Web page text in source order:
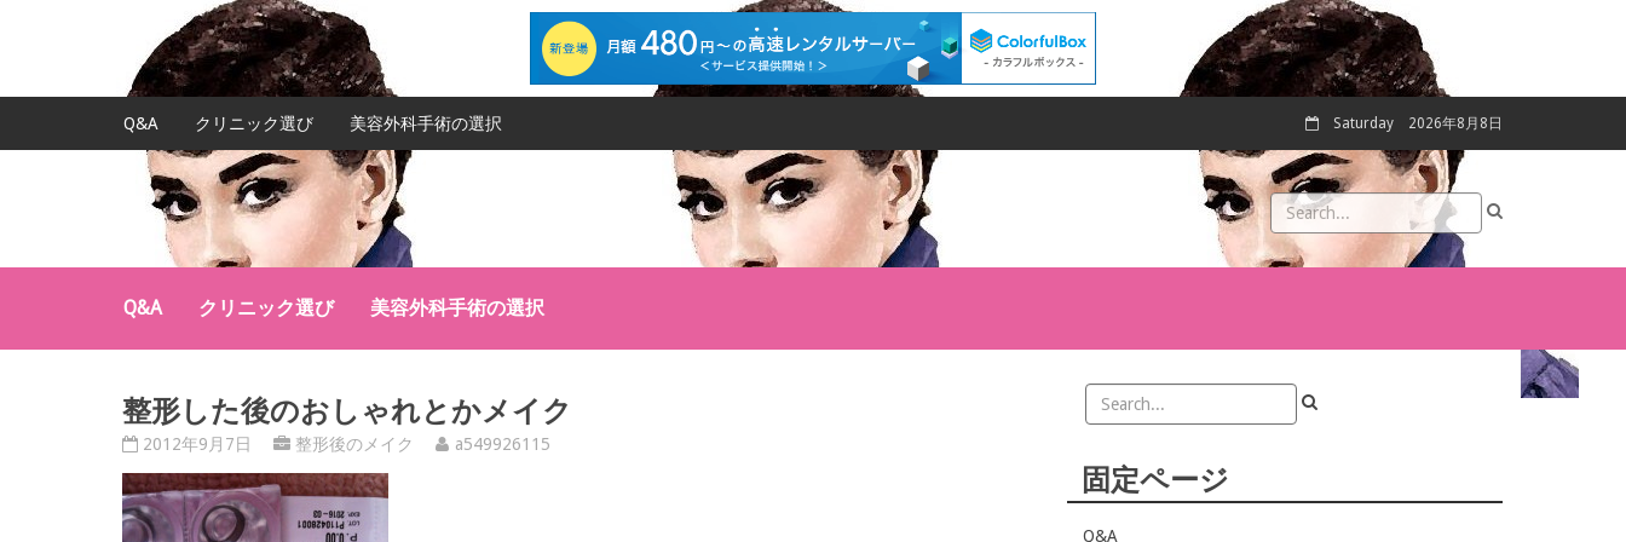
Q&A クリニック選び 美容外科手術の選択 Saturday 2026年8月8日
Q&A クリニック選び 美容外科手術の選択
整形した後のおしゃれとかメイク
2012年9月7日 整形後のメイク a549926115
固定ページ
Q&A